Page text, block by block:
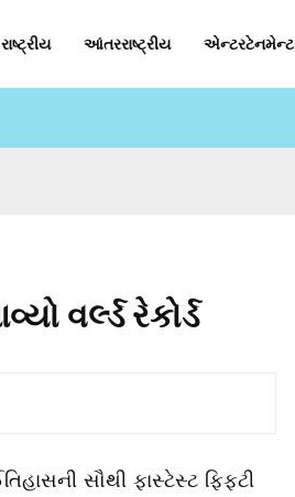
રાષ્ટ્રીય આંતરરાષ્ટ્રીય એન્ટરટેનમેન્ટ
વર્લ્ડ રેકોર્ડ
સૌથી ફાસ્ટેસ્ટ ફિફ્ટી